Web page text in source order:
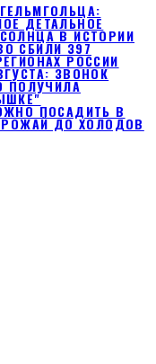
ДЕТАЛЬНОЕ
В ИСТОРИИ
СБИЛИ 397
РОССИИ
ЗВОНОК
ПОЛУЧИЛА
ПОСАДИТЬ В
ДО ХОЛОДОВ